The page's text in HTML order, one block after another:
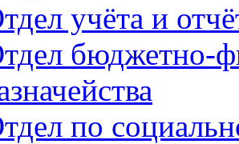
учёта и
бюджетно-
по